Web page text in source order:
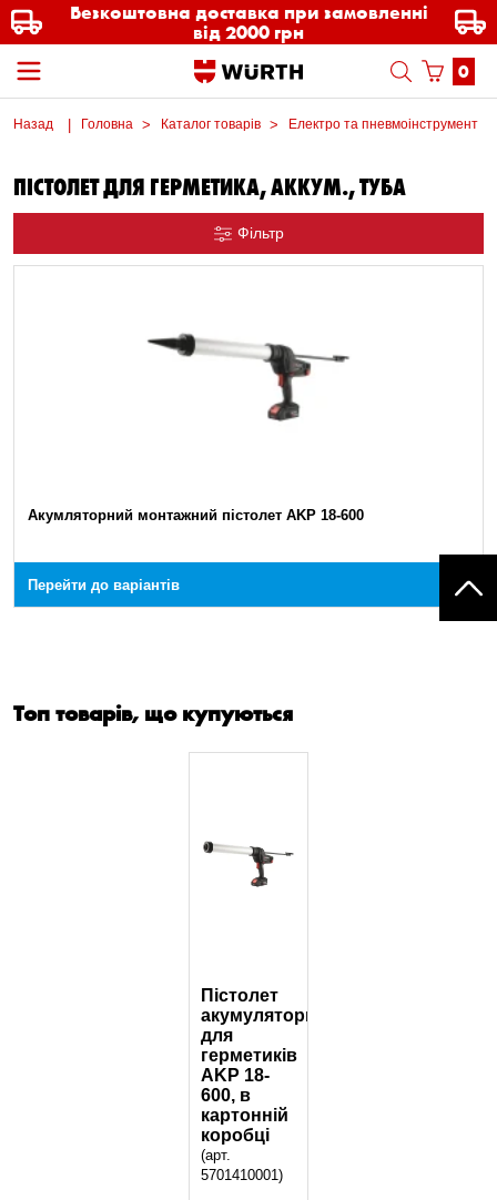
Безкоштовна доставка при замовленні
від 2000 грн
0
Назад Головна Каталог товарів Електро та пневмоінструмент
ПІСТОЛЕТ ДЛЯ ГЕРМЕТИКА, АККУМ., ТУБА
Фільтр
Акумляторний монтажний пістолет AKP 18-600
Перейти до варіантів
Топ товарів, що купуються
Пістолет
акумуляторний
для
герметиків
AKP 18-
600, в
картонній
коробці
(арт.
5701410001)